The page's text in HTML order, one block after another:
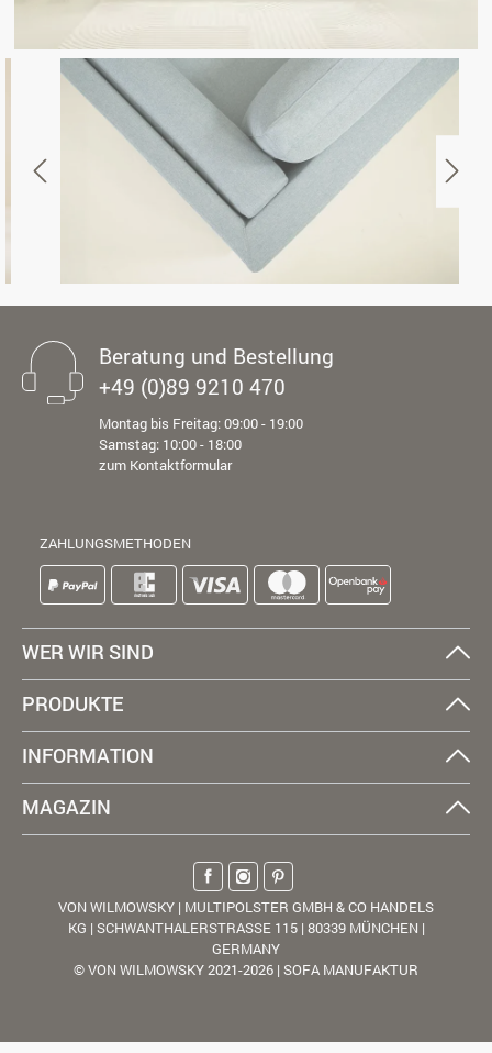
Beratung und Bestellung
+49 (0)89 9210 470
Montag bis Freitag: 09:00 - 19:00
Samstag: 10:00 - 18:00
zum Kontaktformular
ZAHLUNGSMETHODEN
WER WIR SIND
PRODUKTE
INFORMATION
MAGAZIN
VON WILMOWSKY | MULTIPOLSTER GMBH & CO HANDELS
KG | SCHWANTHALERSTRASSE 115 | 80339 MÜNCHEN |
GERMANY
© VON WILMOWSKY 2021-2026 | SOFA MANUFAKTUR